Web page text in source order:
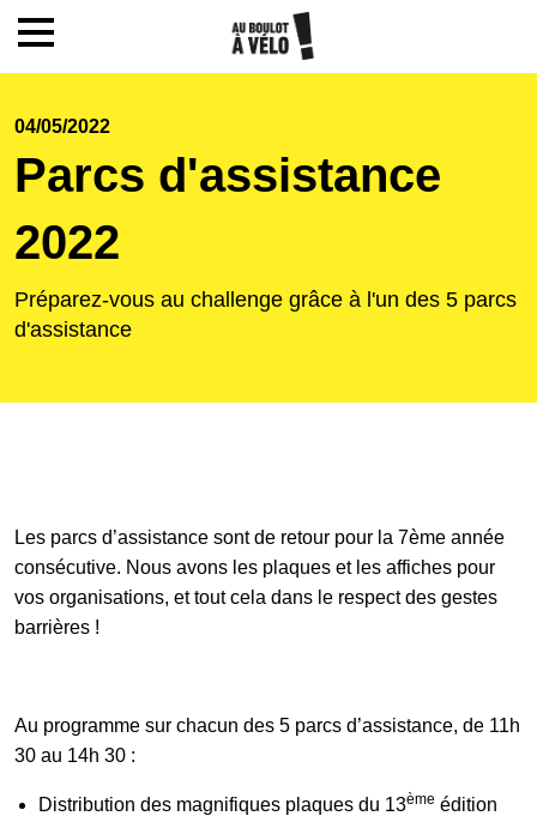
Accueil
Le challenge
Inscription
Galerie photos
04/05/2022
Parcs d'assistance
2022
Préparez-vous au challenge grâce à l'un des 5 parcs
d'assistance
Les parcs d’assistance sont de retour pour la 7ème année
consécutive. Nous avons les plaques et les affiches pour
vos organisations, et tout cela dans le respect des gestes
barrières !
Au programme sur chacun des 5 parcs d’assistance, de 11h
30 au 14h 30 :
Distribution des magnifiques plaques du 13ème édition